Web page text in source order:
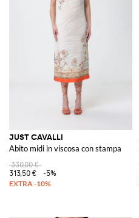
JUST CAVALLI
Abito midi in viscosa con stampa
330,00 €
313,50 €
-5%